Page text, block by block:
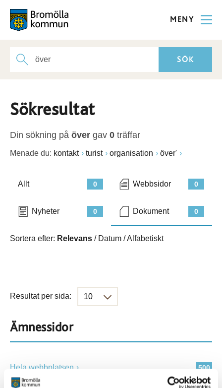
MENY
Sökresultat
Din sökning på över gav 0 träffar
Menade du: kontakt turist organisation över'
0
Allt 0
Webbsidor
0
Nyheter 0
Dokument
Sortera efter: Relevans / Datum /Alfabetiskt
Resultat per sida:
Ämnessidor
500
Hela webbplatsen